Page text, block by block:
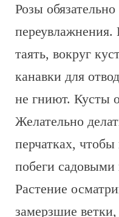
Розы
переувлажнения.
таять, вокруг
канавки для
не гниют. Кусты
Желательно
перчатках,
побеги
Растение
замерзшие